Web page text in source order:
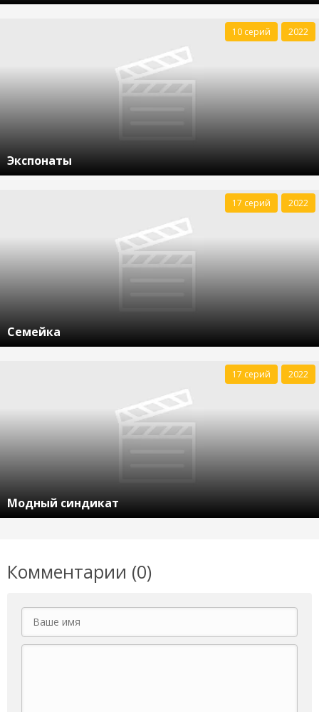
Экспонаты
10 серий 2022
Семейка
17 серий 2022
Модный синдикат
17 серий 2022
Комментарии (0)